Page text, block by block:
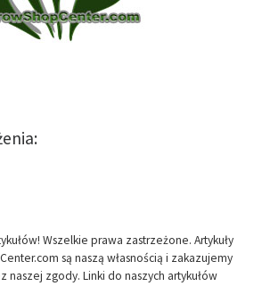
Wszelkie prawa zastrzeżone. Artykuły
są naszą własnością i zakazujemy
naszej zgody. Linki do naszych artykułów